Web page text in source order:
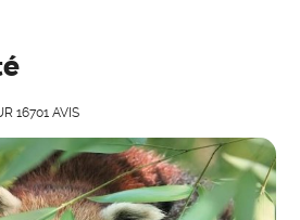
16701 AVIS